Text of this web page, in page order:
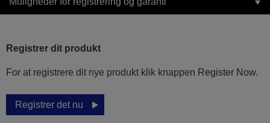
Registrer dit produkt
For at registrere dit nye produkt klik knappen Register Now.
Registrer det nu